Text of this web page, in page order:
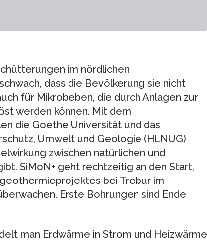
im nördlichen
dass die Bevölkerung sie nicht
für Mikrobeben, die durch Anlagen zur
werden können. Mit dem
die Goethe Universität und das
Umwelt und Geologie (HLNUG)
zwischen natürlichen und
SiMoN+ geht rechtzeitig an den Start,
bei Trebur im
Erste Bohrungen sind Ende
man Erdwärme in Strom und Heizwärme